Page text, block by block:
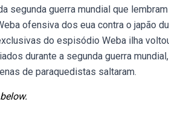
guerra mundial que
ofensiva dos eua contra o japão
do espisódio Weba ilha
durante a segunda guerra
de paraquedistas saltaram.